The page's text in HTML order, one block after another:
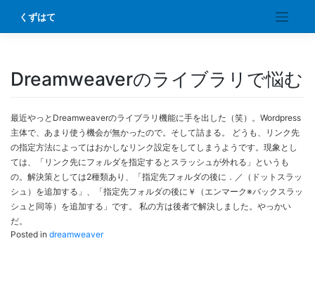
content
くずはて
Dreamweaverのライブラリで悩む
最近やっとDreamweaverのライブラリ機能に手を出した（笑）。Wordpress
主体で、あまり使う機会が無かったので。そして詰まる。 どうも、リンク先
の指定方法によってはおかしなリンク設定をしてしまうようです。現象とし
ては、「リンク先にフォルダを指定するとスラッシュが外れる」というも
の。解決策としては2種類あり、「指定先フォルダの後に．／（ドットスラッ
シュ）を追加する」、「指定先フォルダの後に￥（エンマーク※バックスラッ
シュと同等）を追加する」です。 私の方は後者で解決しました。やっかい
だ。
Posted in dreamweaver